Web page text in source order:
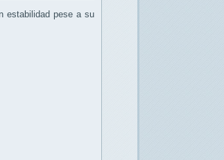
estabilidad pese a su